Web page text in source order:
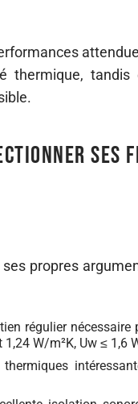
thermique, tandis
ses
propres
régulier nécessaire
W/m²K, Uw ≤ 1,6